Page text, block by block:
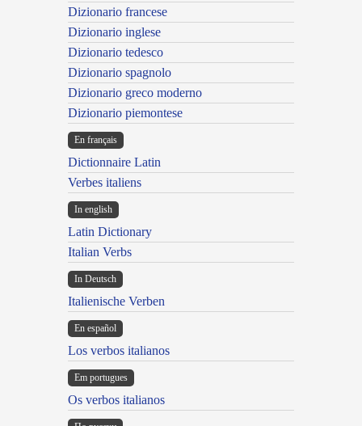
Dizionario francese
Dizionario inglese
Dizionario tedesco
Dizionario spagnolo
Dizionario greco moderno
Dizionario piemontese
En français
Dictionnaire Latin
Verbes italiens
In english
Latin Dictionary
Italian Verbs
In Deutsch
Italienische Verben
En español
Los verbos italianos
Em portugues
Os verbos italianos